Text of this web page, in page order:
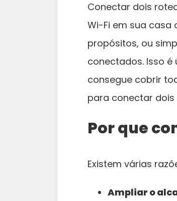
Conectar dois
Wi-Fi em sua casa
propósitos, ou
conectados. Isso é
consegue cobrir
para conectar
Por que
Existem várias
Ampliar o